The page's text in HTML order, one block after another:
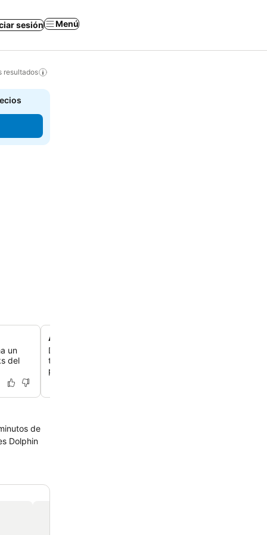
sesión Menú
resultados
un
del
Amplias canchas deportivas al aire libre
Disfruta de un partido competitivo en las canchas de
tenis al aire libre de tamaño completo, una
poco común para una propiedad de aeropuerto.
de
Dolphin